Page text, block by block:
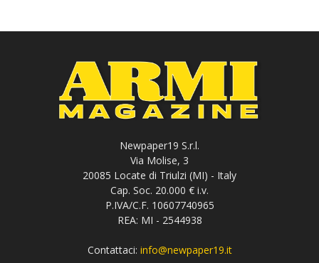
Newpaper19 S.r.l.
Via Molise, 3
20085 Locate di Triulzi (MI) - Italy
Cap. Soc. 20.000 € i.v.
P.IVA/C.F. 10607740965
REA: MI - 2544938
Contattaci: info@newpaper19.it